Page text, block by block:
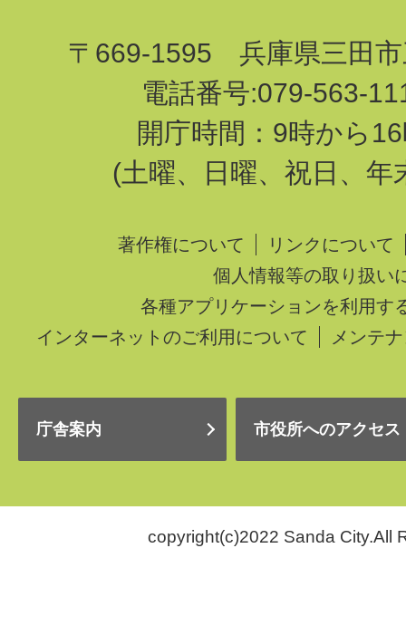
〒669-1595 兵庫県三田市
電話番号:079-563-
開庁時間：9時から
(土曜、日曜、祝日、年
著作権について
リンクについて
個人情報等の取り扱い
各種アプリケーションを利用す
インターネットのご利用について
メンテ
庁舎案内 市役所へのアクセス
copyright(c)2022 Sanda City.All